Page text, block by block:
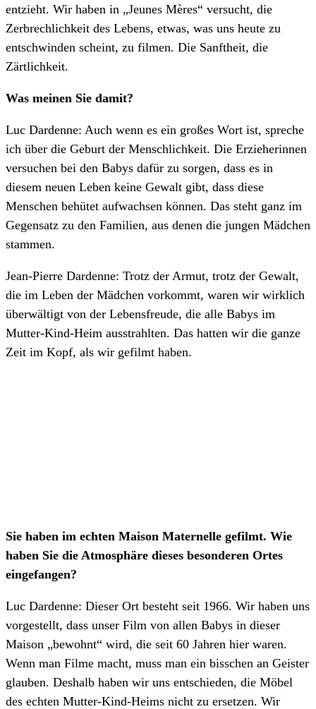
entzieht. Wir haben in „Jeunes Mères“ versucht, die
Zerbrechlichkeit des Lebens, etwas, was uns heute zu
entschwinden scheint, zu filmen. Die Sanftheit, die
Zärtlichkeit.
Was meinen Sie damit?
Luc Dardenne: Auch wenn es ein großes Wort ist, spreche
ich über die Geburt der Menschlichkeit. Die Erzieherinnen
versuchen bei den Babys dafür zu sorgen, dass es in
diesem neuen Leben keine Gewalt gibt, dass diese
Menschen behütet aufwachsen können. Das steht ganz im
Gegensatz zu den Familien, aus denen die jungen Mädchen
stammen.
Jean-Pierre Dardenne: Trotz der Armut, trotz der Gewalt,
die im Leben der Mädchen vorkommt, waren wir wirklich
überwältigt von der Lebensfreude, die alle Babys im
Mutter-Kind-Heim ausstrahlten. Das hatten wir die ganze
Zeit im Kopf, als wir gefilmt haben.
Sie haben im echten Maison Maternelle gefilmt. Wie
haben Sie die Atmosphäre dieses besonderen Ortes
eingefangen?
Luc Dardenne: Dieser Ort besteht seit 1966. Wir haben uns
vorgestellt, dass unser Film von allen Babys in dieser
Maison „bewohnt“ wird, die seit 60 Jahren hier waren.
Wenn man Filme macht, muss man ein bisschen an Geister
glauben. Deshalb haben wir uns entschieden, die Möbel
des echten Mutter-Kind-Heims nicht zu ersetzen. Wir